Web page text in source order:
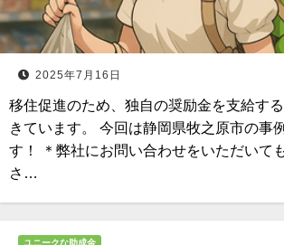
2025年7月16日
移住促進のため、独自の奨励金を支給す
きています。 今回は静岡県牧之原市の事
す！ ＊弊社にお問い合わせをいただいて
さ…
ユニークな助成金